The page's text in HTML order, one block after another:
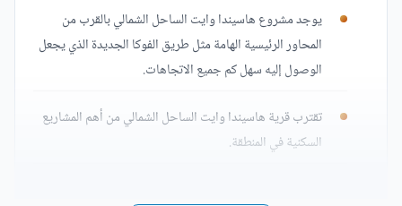
يوجد مشروع هاسيندا وايت الساحل الشمالي بالقرب من
المحاور الرئيسية الهامة مثل طريق الفوكا الجديدة الذي يجعل
الوصول إليه سهل كم جميع الاتجاهات.
تقترب قرية هاسيندا وايت الساحل الشمالي من أهم المشاريع
السكنية في المنطقة.
تعرف على تصميم قرية هاسيندا وايت الساحل الشمالي